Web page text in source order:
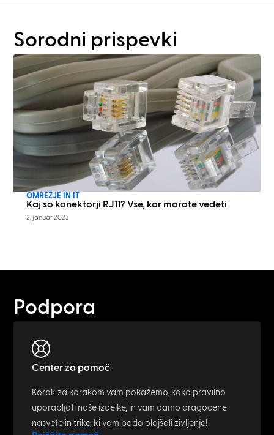
Sorodni prispevki
OMREŽJE IN IT
Kaj so konektorji RJ11? Vse, kar morate vedeti
2. januar 2023
Podpora
Center za pomoč
Korak za korakom vam pokažemo, kako pravilno
uporabljati naše izdelke, in vam damo dragocene
nasvete in trike, ki vam bodo olajšali življenje!